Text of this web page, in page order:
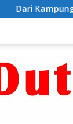
“Acak-